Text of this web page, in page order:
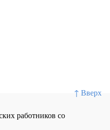
↑ Вверх
работников со